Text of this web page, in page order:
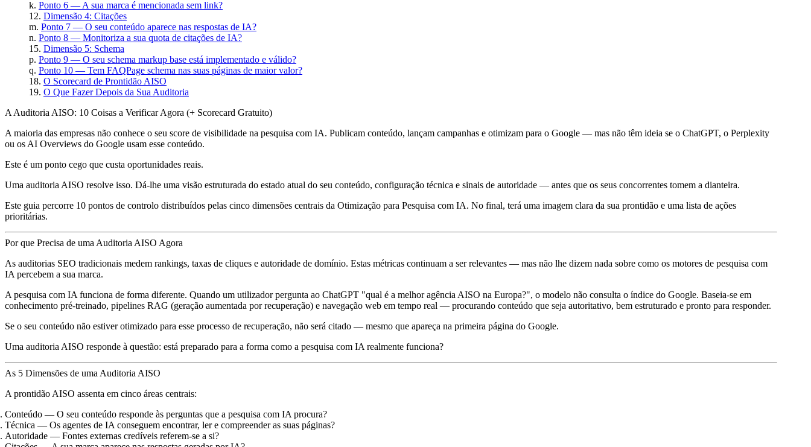
Ponto 6 — A sua marca é mencionada sem link?
Dimensão 4: Citações
Ponto 7 — O seu conteúdo aparece nas respostas de IA?
Ponto 8 — Monitoriza a sua quota de citações de IA?
Dimensão 5: Schema
Ponto 9 — O seu schema markup base está implementado e válido?
Ponto 10 — Tem FAQPage schema nas suas páginas de maior valor?
O Scorecard de Prontidão AISO
O Que Fazer Depois da Sua Auditoria
A Auditoria AISO: 10 Coisas a Verificar Agora (+ Scorecard Gratuito)
A maioria das empresas não conhece o seu score de visibilidade na pesquisa com IA. Publicam conteúdo, lançam campanhas e otimizam para o Google — mas não têm ideia se o ChatGPT, o Perplexity
ou os AI Overviews do Google usam esse conteúdo.
Este é um ponto cego que custa oportunidades reais.
Uma auditoria AISO resolve isso. Dá-lhe uma visão estruturada do estado atual do seu conteúdo, configuração técnica e sinais de autoridade — antes que os seus concorrentes tomem a dianteira.
Este guia percorre 10 pontos de controlo distribuídos pelas cinco dimensões centrais da Otimização para Pesquisa com IA. No final, terá uma imagem clara da sua prontidão e uma lista de ações
prioritárias.
Por que Precisa de uma Auditoria AISO Agora
As auditorias SEO tradicionais medem rankings, taxas de cliques e autoridade de domínio. Estas métricas continuam a ser relevantes — mas não lhe dizem nada sobre como os motores de pesquisa com
IA percebem a sua marca.
A pesquisa com IA funciona de forma diferente. Quando um utilizador pergunta ao ChatGPT "qual é a melhor agência AISO na Europa?", o modelo não consulta o índice do Google. Baseia-se em
conhecimento pré-treinado, pipelines RAG (geração aumentada por recuperação) e navegação web em tempo real — procurando conteúdo que seja autoritativo, bem estruturado e pronto para responder.
Se o seu conteúdo não estiver otimizado para esse processo de recuperação, não será citado — mesmo que apareça na primeira página do Google.
Uma auditoria AISO responde à questão: está preparado para a forma como a pesquisa com IA realmente funciona?
As 5 Dimensões de uma Auditoria AISO
A prontidão AISO assenta em cinco áreas centrais:
Conteúdo — O seu conteúdo responde às perguntas que a pesquisa com IA procura?
Técnica — Os agentes de IA conseguem encontrar, ler e compreender as suas páginas?
Autoridade — Fontes externas credíveis referem-se a si?